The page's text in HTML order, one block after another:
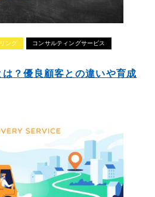
ング コンサルティングサービス
？優良顧客との違いや育成